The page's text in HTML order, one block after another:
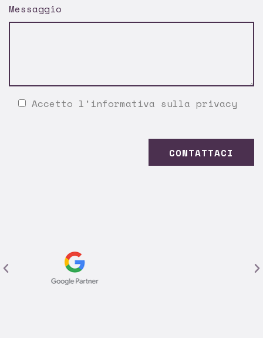
Messaggio
Accetto l' informativa sulla privacy